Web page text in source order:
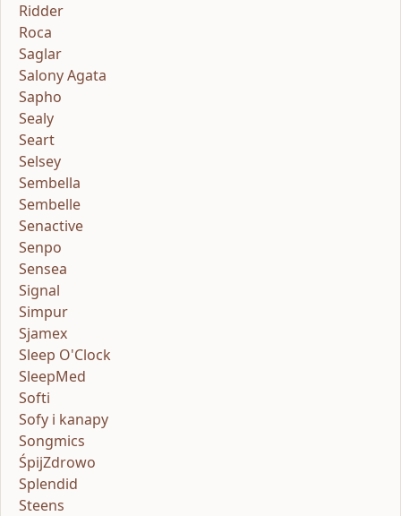
Ridder
Roca
Saglar
Salony Agata
Sapho
Sealy
Seart
Selsey
Sembella
Sembelle
Senactive
Senpo
Sensea
Signal
Simpur
Sjamex
Sleep O'Clock
SleepMed
Softi
Sofy i kanapy
Songmics
ŚpijZdrowo
Splendid
Steens